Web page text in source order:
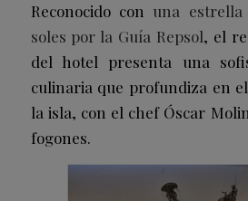
Reconocido con una estrella
soles por la Guía Repsol, el
del hotel presenta una
culinaria que profundiza en
la isla, con el chef Óscar
fogones.